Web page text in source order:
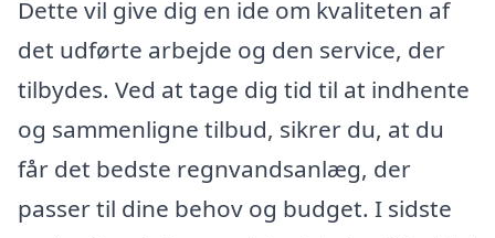
Dette vil give dig en ide om kvaliteten af
det udførte arbejde og den service, der
tilbydes. Ved at tage dig tid til at indhente
og sammenligne tilbud, sikrer du, at du
får det bedste regnvandsanlæg, der
passer til dine behov og budget. I sidste